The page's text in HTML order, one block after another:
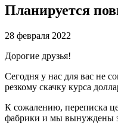
Планируется
28 февраля 2022
Дорогие друзья!
Сегодня у нас для вас не
резкому скачку курса
К сожалению, переписка
фабрики и мы вынуждены